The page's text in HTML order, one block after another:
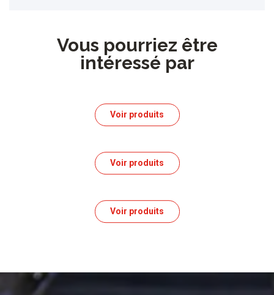
Vous pourriez être
intéressé par
Voir produits
Voir produits
Voir produits